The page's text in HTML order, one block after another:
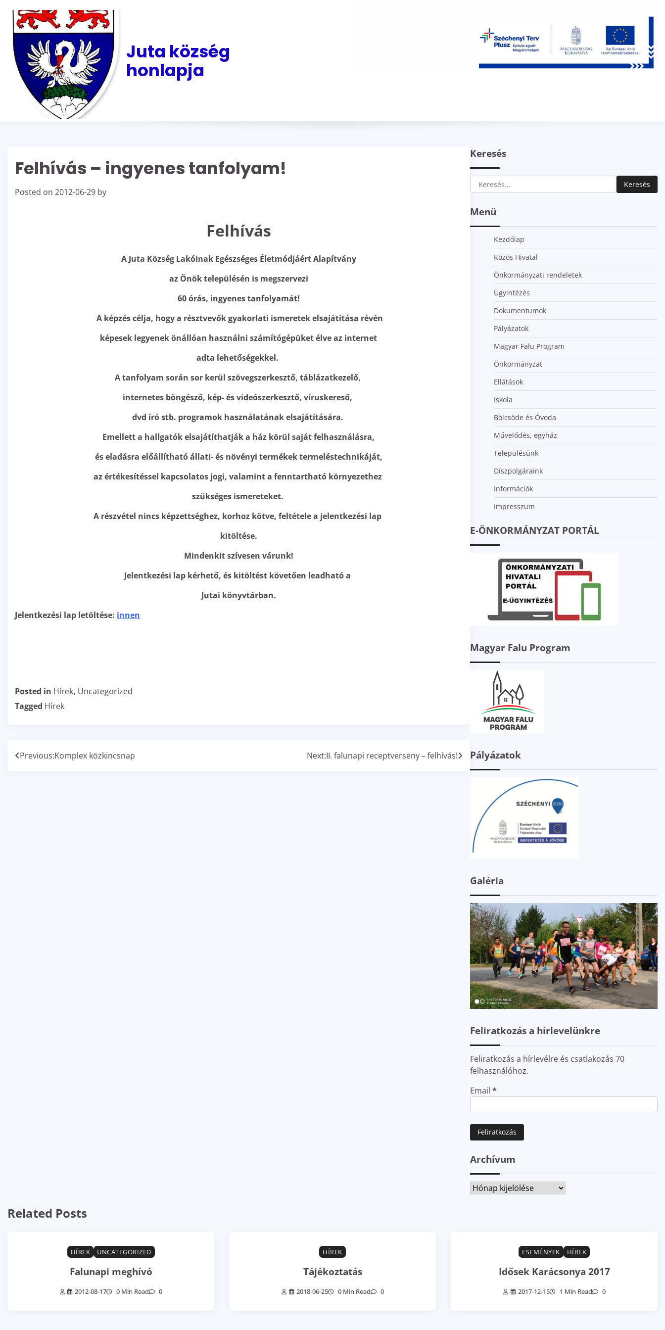
content
Juta község
honlapja
Felhívás – ingyenes tanfolyam!
Posted on 2012-06-29 by
Felhívás
A Juta Község Lakóinak Egészséges Életmódjáért Alapítvány
az Önök településén is megszervezi
60 órás, ingyenes tanfolyamát!
A képzés célja, hogy a résztvevők gyakorlati ismeretek elsajátítása révén
képesek legyenek önállóan használni számítógépüket élve az internet
adta lehetőségekkel.
A tanfolyam során sor kerül szövegszerkesztő, táblázatkezelő,
internetes böngésző, kép- és videószerkesztő, víruskereső,
dvd író stb. programok használatának elsajátítására.
Emellett a hallgatók elsajátíthatják a ház körül saját felhasználásra,
és eladásra előállítható állati- és növényi termékek termeléstechnikáját,
az értékesítéssel kapcsolatos jogi, valamint a fenntartható környezethez
szükséges ismereteket.
A részvétel nincs képzettséghez, korhoz kötve, feltétele a jelentkezési lap
kitöltése.
Mindenkit szívesen várunk!
Jelentkezési lap kérhető, és kitöltést követően leadható a
Jutai könyvtárban.
Jelentkezési lap letöltése: innen
Posted in Hírek, Uncategorized
Tagged Hírek
Bejegyzés
Previous:Komplex közkincsnap Next:II. falunapi receptverseny – felhívás!
Keresés
Keresés:
Menü
Kezdőlap
Közös Hivatal
Önkormányzati rendeletek
Ügyintézés
Dokumentumok
Pályázatok
Magyar Falu Program
Önkormányzat
Ellátások
Iskola
Bölcsöde és Óvoda
Művelődés, egyház
Településünk
Díszpolgáraink
Információk
Impresszum
E-ÖNKORMÁNYZAT PORTÁL
Magyar Falu Program
Pályázatok
Galéria
Feliratkozás a hírlevelünkre
Feliratkozás a hírlevélre és csatlakozás 70
felhasználóhoz.
Email *
Archívum
Archívum
Related Posts
HÍREK UNCATEGORIZED
Falunapi meghívó
2012-08-17 0 Min Read 0
HÍREK
Tájékoztatás
2018-06-25 0 Min Read 0
ESEMÉNYEK HÍREK
Idősek Karácsonya 2017
2017-12-15 1 Min Read 0